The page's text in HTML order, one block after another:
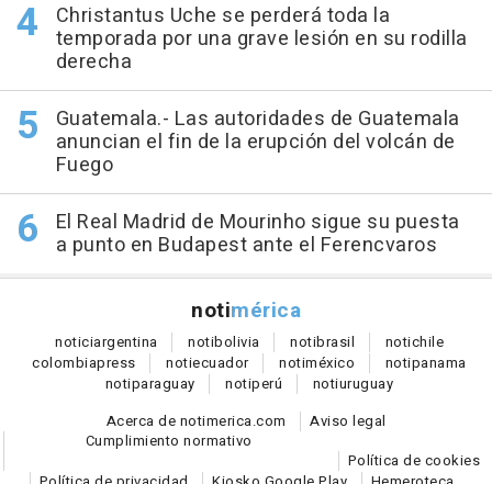
Christantus Uche se perderá toda la
temporada por una grave lesión en su rodilla
derecha
Guatemala.- Las autoridades de Guatemala
anuncian el fin de la erupción del volcán de
Fuego
El Real Madrid de Mourinho sigue su puesta
a punto en Budapest ante el Ferencvaros
notimérica
noticiargentina notibolivia notibrasil notichile
colombiapress notiecuador notiméxico notipanama
notiparaguay notiperú notiuruguay
Acerca de notimerica.com
Aviso legal
Cumplimiento normativo
Política de cookies